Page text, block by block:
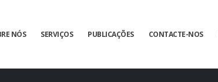
NÓS SERVIÇOS PUBLICAÇÕES CONTACTE-NOS